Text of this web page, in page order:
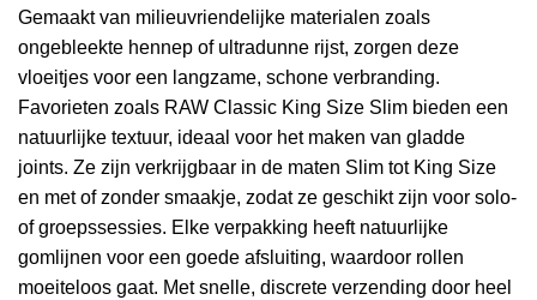
Gemaakt van milieuvriendelijke materialen zoals
ongebleekte hennep of ultradunne rijst, zorgen deze
vloeitjes voor een langzame, schone verbranding.
Favorieten zoals RAW Classic King Size Slim bieden een
natuurlijke textuur, ideaal voor het maken van gladde
joints. Ze zijn verkrijgbaar in de maten Slim tot King Size
en met of zonder smaakje, zodat ze geschikt zijn voor solo-
of groepssessies. Elke verpakking heeft natuurlijke
gomlijnen voor een goede afsluiting, waardoor rollen
moeiteloos gaat. Met snelle, discrete verzending door heel